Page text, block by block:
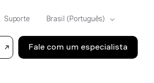
Fale com um especialista
Suporte